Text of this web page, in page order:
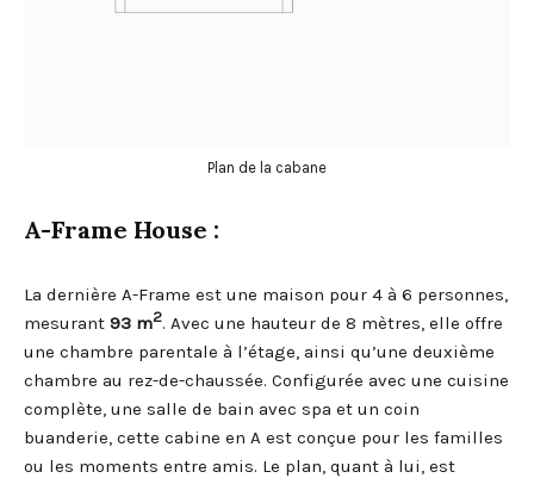
Plan de la cabane
A-Frame House :
La dernière A-Frame est une maison pour 4 à 6 personnes,
mesurant 93 m2. Avec une hauteur de 8 mètres, elle offre
une chambre parentale à l’étage, ainsi qu’une deuxième
chambre au rez-de-chaussée. Configurée avec une cuisine
complète, une salle de bain avec spa et un coin
buanderie, cette cabine en A est conçue pour les familles
ou les moments entre amis. Le plan, quant à lui, est